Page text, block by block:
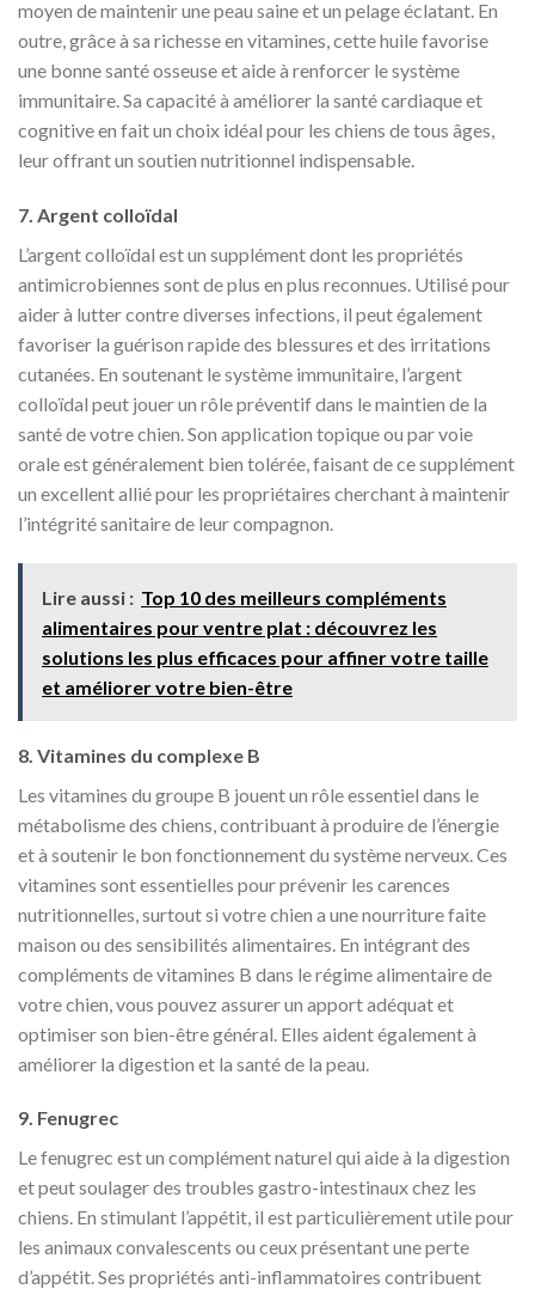
moyen de maintenir une peau saine et un pelage éclatant. En
outre, grâce à sa richesse en vitamines, cette huile favorise
une bonne santé osseuse et aide à renforcer le système
immunitaire. Sa capacité à améliorer la santé cardiaque et
cognitive en fait un choix idéal pour les chiens de tous âges,
leur offrant un soutien nutritionnel indispensable.
7. Argent colloïdal
L’argent colloïdal est un supplément dont les propriétés
antimicrobiennes sont de plus en plus reconnues. Utilisé pour
aider à lutter contre diverses infections, il peut également
favoriser la guérison rapide des blessures et des irritations
cutanées. En soutenant le système immunitaire, l’argent
colloïdal peut jouer un rôle préventif dans le maintien de la
santé de votre chien. Son application topique ou par voie
orale est généralement bien tolérée, faisant de ce supplément
un excellent allié pour les propriétaires cherchant à maintenir
l’intégrité sanitaire de leur compagnon.
Lire aussi : Top 10 des meilleurs compléments
alimentaires pour ventre plat : découvrez les
solutions les plus efficaces pour affiner votre taille
et améliorer votre bien-être
8. Vitamines du complexe B
Les vitamines du groupe B jouent un rôle essentiel dans le
métabolisme des chiens, contribuant à produire de l’énergie
et à soutenir le bon fonctionnement du système nerveux. Ces
vitamines sont essentielles pour prévenir les carences
nutritionnelles, surtout si votre chien a une nourriture faite
maison ou des sensibilités alimentaires. En intégrant des
compléments de vitamines B dans le régime alimentaire de
votre chien, vous pouvez assurer un apport adéquat et
optimiser son bien-être général. Elles aident également à
améliorer la digestion et la santé de la peau.
9. Fenugrec
Le fenugrec est un complément naturel qui aide à la digestion
et peut soulager des troubles gastro-intestinaux chez les
chiens. En stimulant l’appétit, il est particulièrement utile pour
les animaux convalescents ou ceux présentant une perte
d’appétit. Ses propriétés anti-inflammatoires contribuent